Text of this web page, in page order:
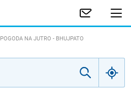
POGODA NA JUTRO - BHUJPATO